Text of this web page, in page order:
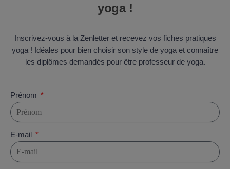
yoga !
Inscrivez-vous à la Zenletter et recevez vos fiches pratiques
yoga ! Idéales pour bien choisir son style de yoga et connaître
les diplômes demandés pour être professeur de yoga.
Prénom
E-mail